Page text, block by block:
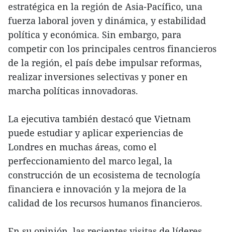
estratégica en la región de Asia-Pacífico, una
fuerza laboral joven y dinámica, y estabilidad
política y económica. Sin embargo, para
competir con los principales centros financieros
de la región, el país debe impulsar reformas,
realizar inversiones selectivas y poner en
marcha políticas innovadoras.
La ejecutiva también destacó que Vietnam
puede estudiar y aplicar experiencias de
Londres en muchas áreas, como el
perfeccionamiento del marco legal, la
construcción de un ecosistema de tecnología
financiera e innovación y la mejora de la
calidad de los recursos humanos financieros.